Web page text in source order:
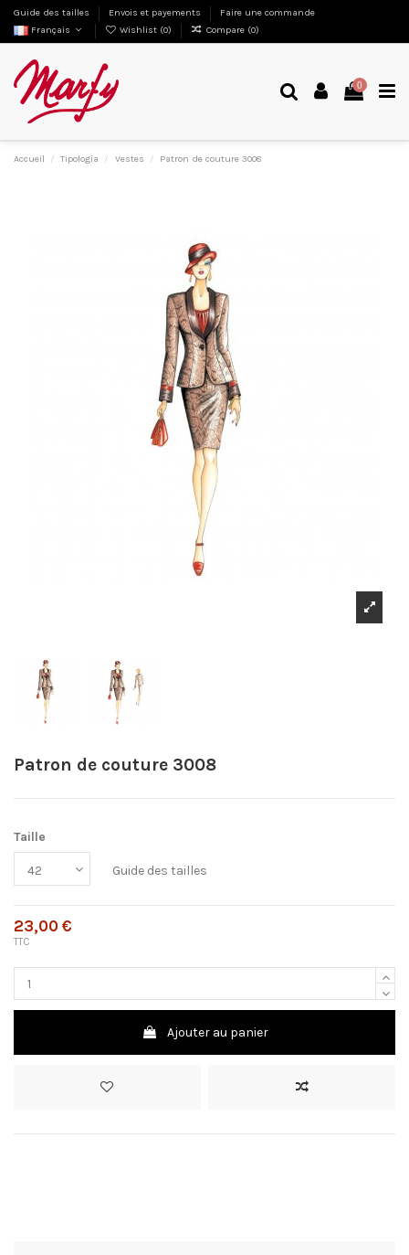
Guide des tailles Envois et payements
Faire une commande
Français
Wishlist (0) Compare (0)
0
Accueil Tipologia Vestes Patron de couture 3008
Patron de couture 3008
Taille
Guide des tailles
23,00 €
TTC
Ajouter au panier